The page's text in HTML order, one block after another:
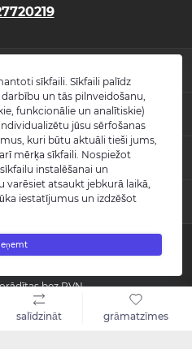
salīdzināt grāmatzīmes
- Visas tiesības aizsargātas.
bez PVN.
«Qloud
sīkfaili. Sīkfaili palīdz
un tās pilnveidošanu,
funkcionālie un analītiskie)
jūsu sērfošanas
kuri būtu aktuāli tieši jums,
mērķa sīkfaili. Nospiežot
instalēšanai un
varēsiet atsaukt jebkurā laikā,
iestatījumus un izdzēšot